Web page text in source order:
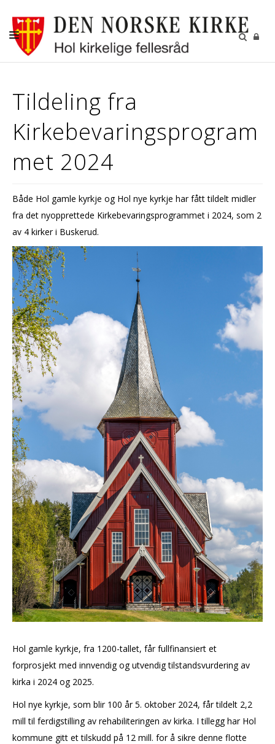
KONFIRMASJON
BRYLLUP
KIRKENE I HOL
FASTE AKTIVITETER
GJENBRUKSBUTIKKEN
Tildeling fra
Kirkebevaringsprogram
met 2024
Både Hol gamle kyrkje og Hol nye kyrkje har fått tildelt midler
fra det nyopprettede Kirkebevaringsprogrammet i 2024, som 2
av 4 kirker i Buskerud.
Hol gamle kyrkje, fra 1200-tallet, får fullfinansiert et
forprosjekt med innvendig og utvendig tilstandsvurdering av
kirka i 2024 og 2025.
Hol nye kyrkje, som blir 100 år 5. oktober 2024, får tildelt 2,2
mill til ferdigstilling av rehabiliteringen av kirka. I tillegg har Hol
kommune gitt et tilskudd på 12 mill. for å sikre denne flotte